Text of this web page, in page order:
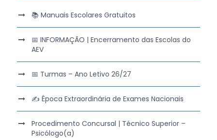
📚 Manuais Escolares Gratuitos
📅 INFORMAÇÃO | Encerramento das Escolas do
AEV
📅 Turmas – Ano Letivo 26/27
✍️ Época Extraordinária de Exames Nacionais
Procedimento Concursal | Técnico Superior –
Psicólogo(a)